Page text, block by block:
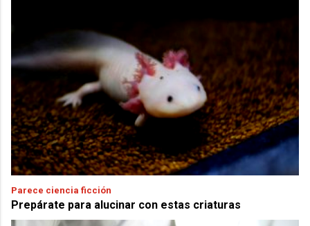
Parece ciencia ficción
Prepárate para alucinar con estas criaturas